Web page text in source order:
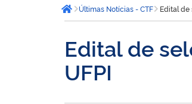
está
aqui:Página inicial
Últimas Notícias - CTF Edital de
Edital de
UFPI